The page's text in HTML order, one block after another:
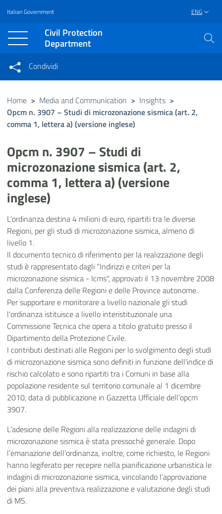
Vai al contenuto principale
Raggiungi il piè di pagina
Italian Government ENG
Civil Protection
Department
Condividi su Facebook
Condividi su Twitter
Condividi su LinkedIn
Condividi
Condividi sui social network
Home > Media and Communication > Insights >
Opcm n. 3907 – Studi di microzonazione sismica (art. 2,
comma 1, lettera a) (versione inglese)
Opcm n. 3907 – Studi di
microzonazione sismica (art. 2,
comma 1, lettera a) (versione
inglese)
L’ordinanza destina 4 milioni di euro, ripartiti tra le diverse
Regioni, per gli studi di microzonazione sismica, almeno di
livello 1.
Il documento tecnico di riferimento per la realizzazione degli
studi è rappresentato dagli “Indirizzi e criteri per la
microzonazione sismica - Icms", approvati il 13 novembre 2008
dalla Conferenza delle Regioni e delle Province autonome.
Per supportare e monitorare a livello nazionale gli studi
l'ordinanza istituisce a livello interistituzionale una
Commissione Tecnica che opera a titolo gratuito presso il
Dipartimento della Protezione Civile.
I contributi destinati alle Regioni per lo svolgimento degli studi
di microzonazione sismica sono definiti in funzione dell'indice di
rischio calcolato e sono ripartiti tra i Comuni in base alla
popolazione residente sul territorio comunale al 1 dicembre
2010, data di pubblicazione in Gazzetta Ufficiale dell’opcm
3907.
L’adesione delle Regioni alla realizzazione delle indagini di
microzonazione sismica è stata pressoché generale. Dopo
l’emanazione dell’ordinanza, inoltre, come richiesto, le Regioni
hanno legiferato per recepire nella pianificazione urbanistica le
indagini di microzonazione sismica, vincolando l’approvazione
dei piani alla preventiva realizzazione e valutazione degli studi
di MS.